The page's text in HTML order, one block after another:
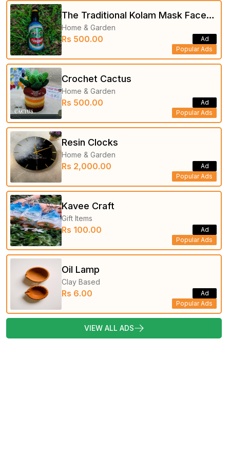
The Traditional Kolam Mask Faces
on Bottle
Home & Garden
Rs 500.00
Popular Ads
Ad
Crochet Cactus
Home & Garden
Rs 500.00
Popular Ads
Ad
Resin Clocks
Home & Garden
Rs 2,000.00
Popular Ads
Ad
Kavee Craft
Gift Items
Rs 100.00
Popular Ads
Ad
Oil Lamp
Clay Based
Rs 6.00
Popular Ads
Ad
VIEW ALL ADS